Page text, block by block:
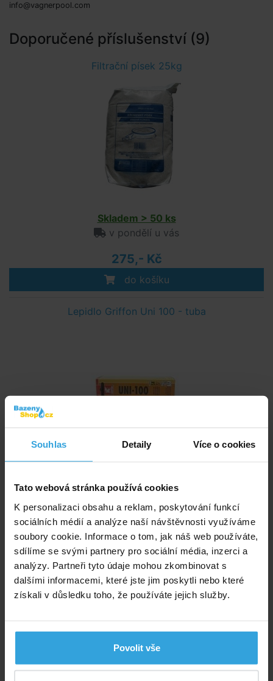
Souhlas Detaily Více o cookies
Tato webová stránka používá cookies
K personalizaci obsahu a reklam, poskytování funkcí
sociálních médií a analýze naší návštěvnosti využíváme
soubory cookie. Informace o tom, jak náš web používáte,
sdílíme se svými partnery pro sociální média, inzerci a
analýzy. Partneři tyto údaje mohou zkombinovat s
dalšími informacemi, které jste jim poskytli nebo které
získali v důsledku toho, že používáte jejich služby.
Povolit vše
info@vagnerpool.com
Doporučené příslušenství (9)
Filtrační písek 25kg
Skladem > 50 ks
v pondělí u vás
275,- Kč
do košíku
Lepidlo Griffon Uni 100 - tuba
Skladem > 20 ks
190,- Kč
do košíku
Čistič Griffon 125ml